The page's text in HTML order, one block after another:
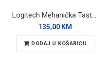
Logitech Mehanička Tastatura K848 Backlight
135,00 KM
DODAJ U KOŠARICU